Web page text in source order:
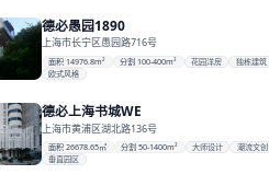
德必愚园1890
上海市长宁区愚园路716号
面积 14976.8m² 分割 100-400m² 花园洋房
独栋建筑
欧式风格
德必上海书城WE
上海市黄浦区湖北路136号
面积 26678.65㎡ 分割 50-1400m² 大师设计
潮流文创
垂直园区